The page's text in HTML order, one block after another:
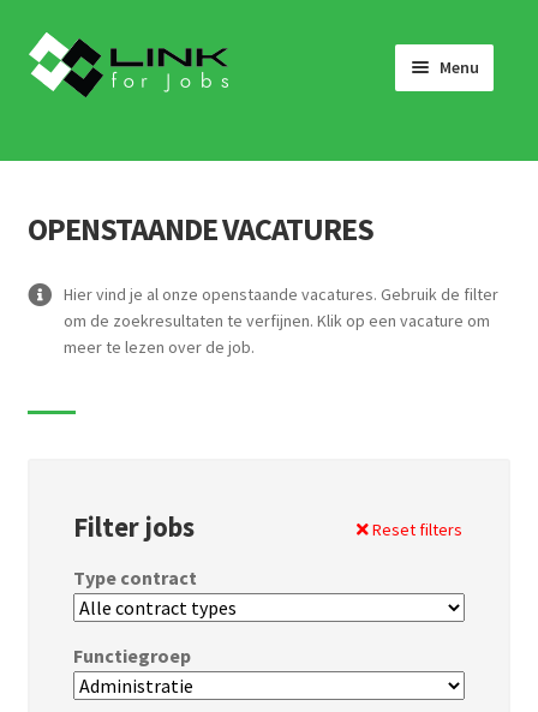
to
navigation
to
content
Menu
LINK 4 JOBS VOOR BEDRIJVEN
OVER ONS
OPENSTAANDE VACATURES
Hier vind je al onze openstaande vacatures. Gebruik de filter
om de zoekresultaten te verfijnen. Klik op een vacature om
meer te lezen over de job.
Filter jobs Reset filters
Type contract
Functiegroep